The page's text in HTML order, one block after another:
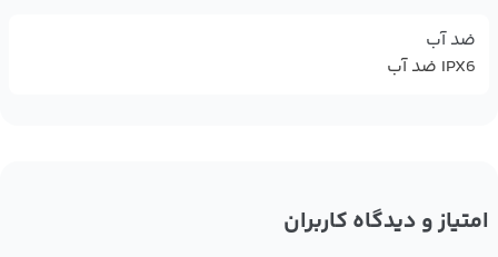
ضد آب
IPX6 ضد آب
امتیاز و دیدگاه کاربران